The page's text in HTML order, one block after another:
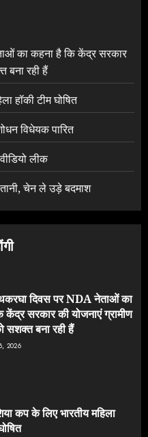
का कहना है कि केंद्र सरकार
बना रही हैं
हॉकी टीम घोषित
विधेयक पारित
लीक
चेन ले उड़े बदमाश
दिवस पर NDA नेताओं का
केंद्र सरकार की योजनाएं ग्रामीण
सशक्त बना रही हैं
2026
कप के लिए भारतीय महिला